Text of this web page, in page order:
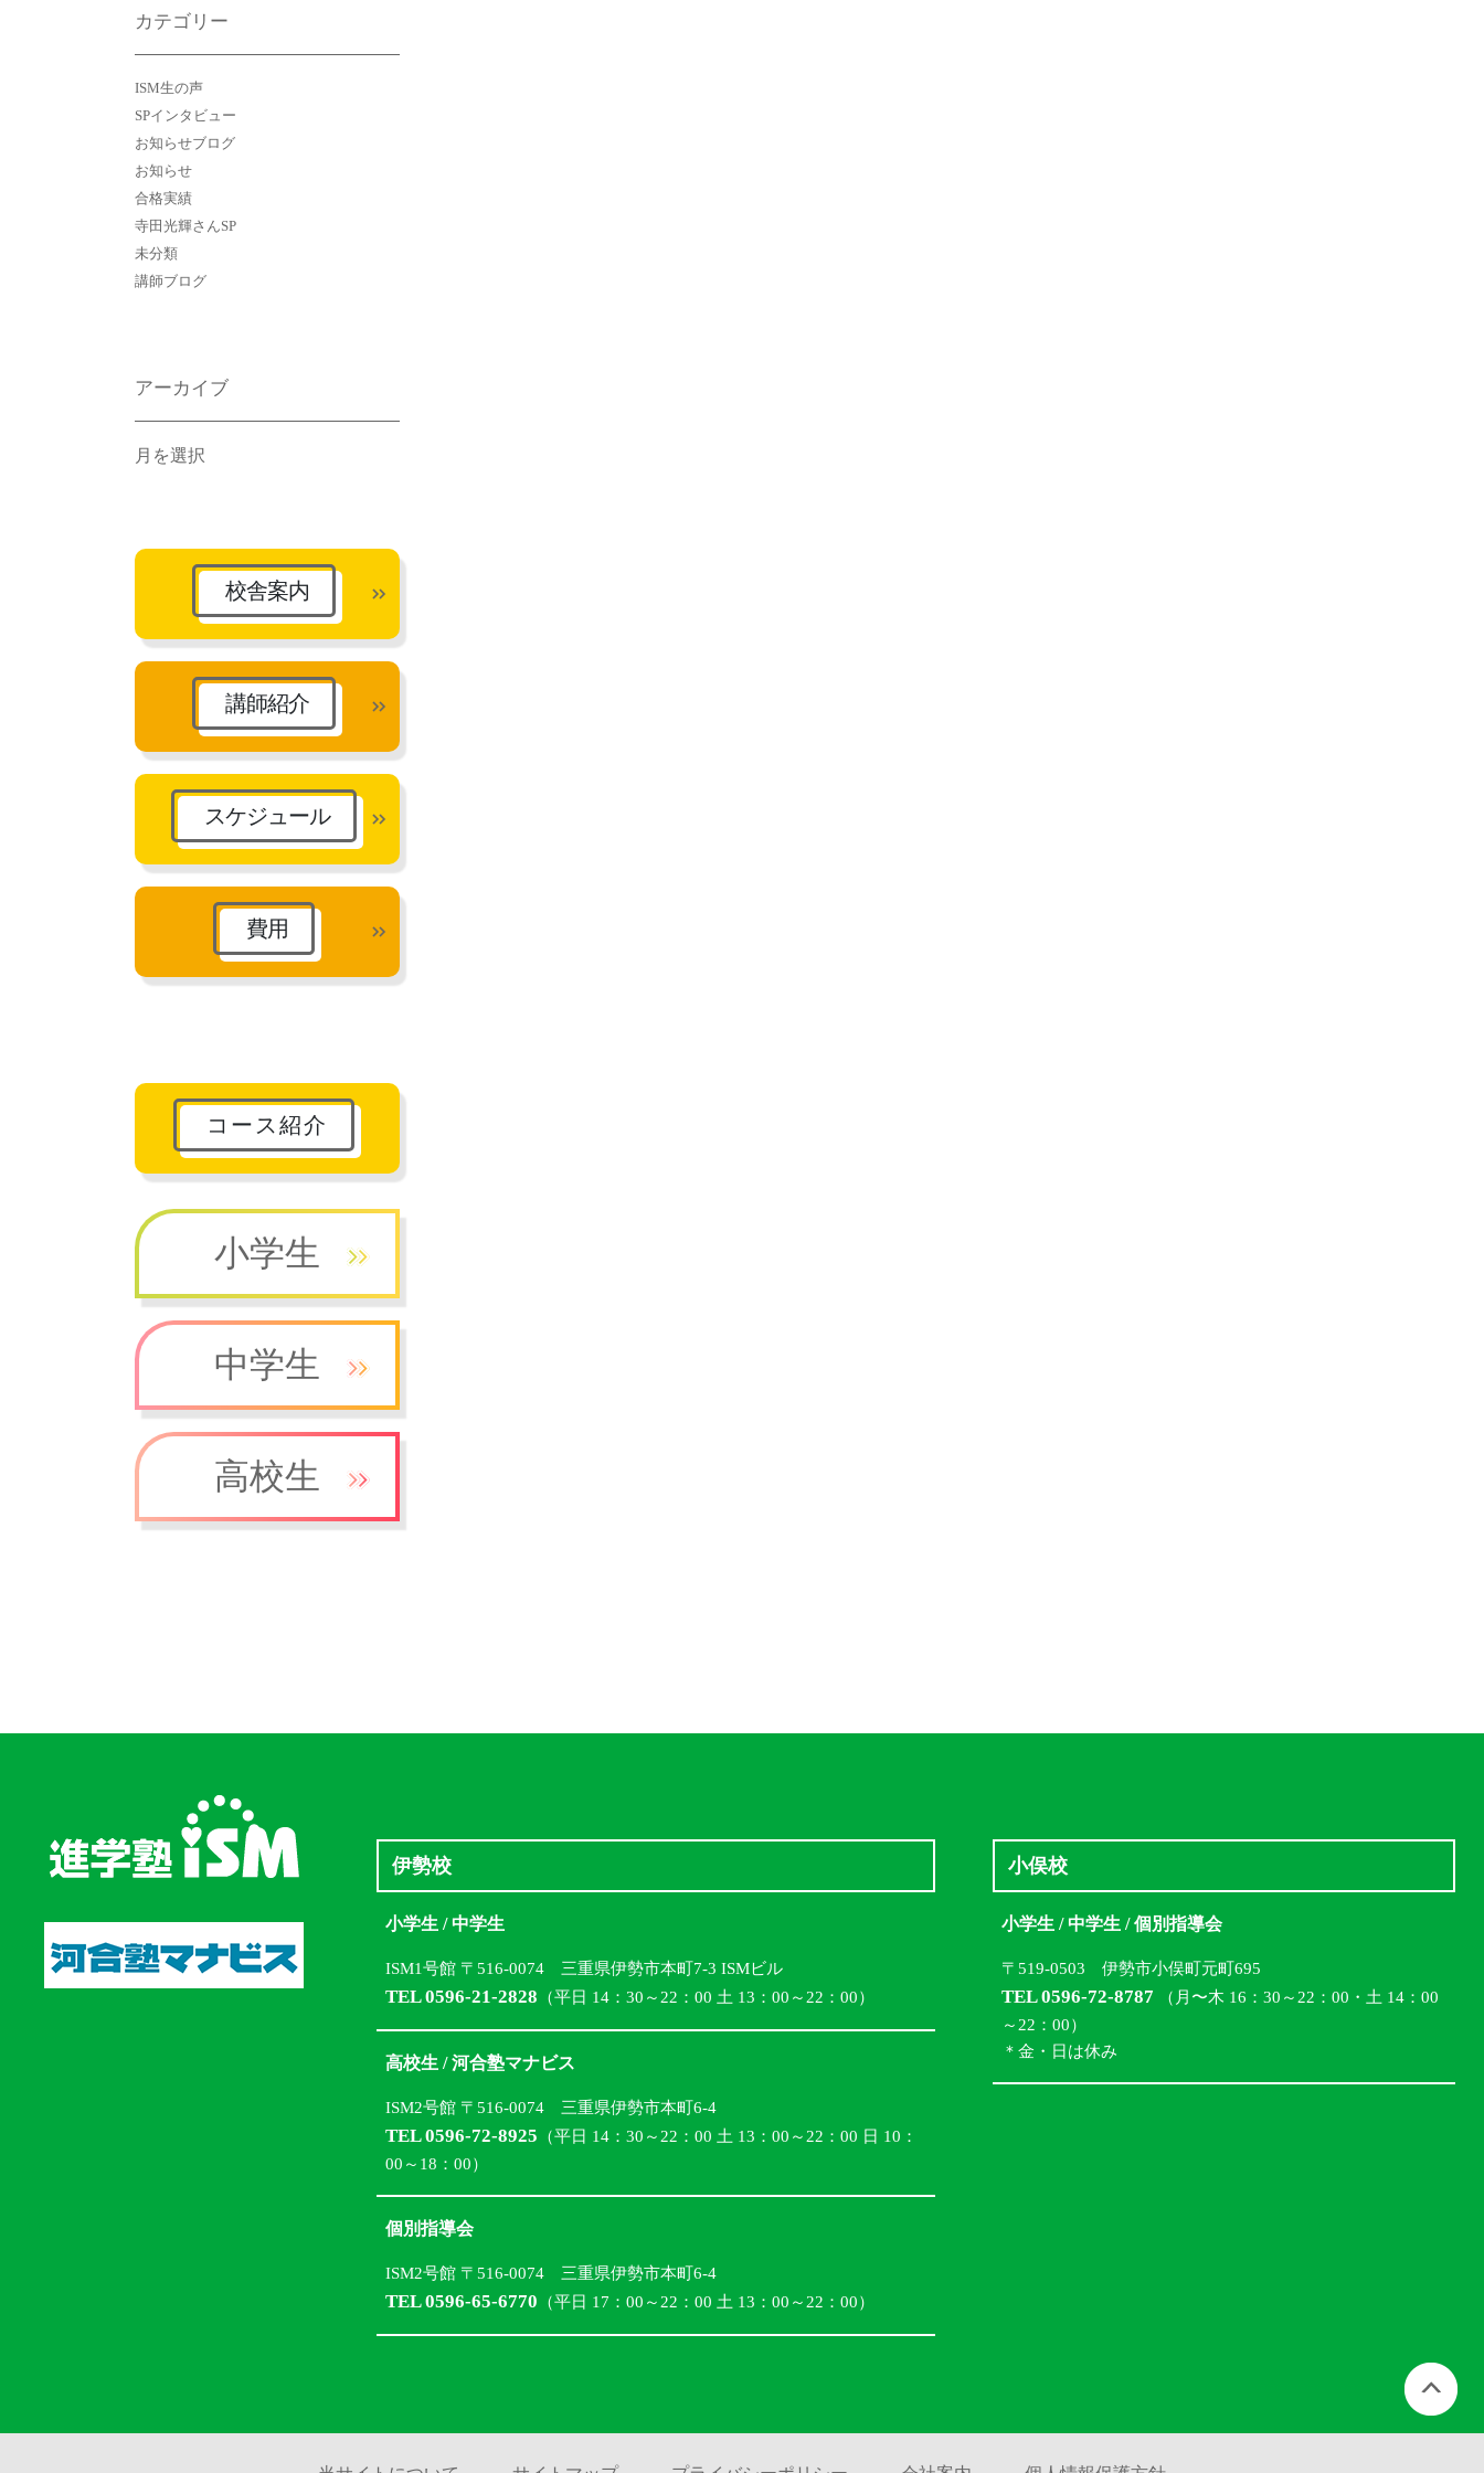
カテゴリー
ISM生の声
SPインタビュー
お知らせブログ
お知らせ
合格実績
寺田光輝さんSP
未分類
講師ブログ
アーカイブ
ア
ブ
校舎案内
講師紹介
スケジュール
費用
コース紹介
小学生
中学生
高校生
伊勢校
小学生 / 中学生
ISM1号館 〒516-0074 三重県伊勢市本町7-3 ISMビル
TEL 0596-21-2828 （平日 14：30～22：00 土 13：00～22：00）
高校生 / 河合塾マナビス
ISM2号館 〒516-0074 三重県伊勢市本町6-4
TEL 0596-72-8925 （平日 14：30～22：00 土 13：00～22：00 日 10：
00～18：00）
個別指導会
ISM2号館 〒516-0074 三重県伊勢市本町6-4
TEL 0596-65-6770 （平日 17：00～22：00 土 13：00～22：00）
小俣校
小学生 / 中学生 / 個別指導会
〒519-0503 伊勢市小俣町元町695
TEL 0596-72-8787 （月〜木 16：30～22：00・土 14：00
～22：00）
＊金・日は休み